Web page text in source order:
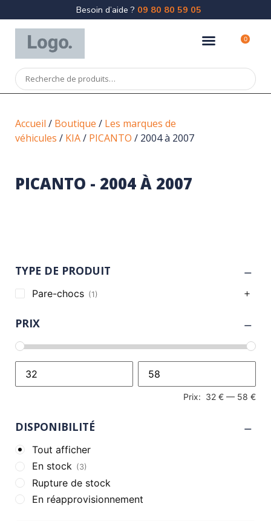
Besoin d’aide ? 09 80 80 59 05
0
Accueil / Boutique / Les marques de
véhicules / KIA/ PICANTO / 2004 à 2007
TYPE DE PRODUIT
Pare-chocs (1)
PRIX
Prix: 32 € — 58 €
DISPONIBILITÉ
Tout afficher
En stock (3)
Rupture de stock
En réapprovisionnement
PICANTO - 2004 À 2007